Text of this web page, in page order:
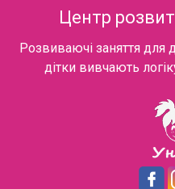
Центр
Розвиваючі заняття для
дітки вивчають